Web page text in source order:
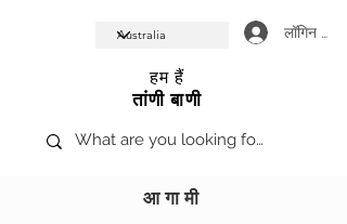
लॉगिन करें
हम हैं
तांणी बाणी
आगामी